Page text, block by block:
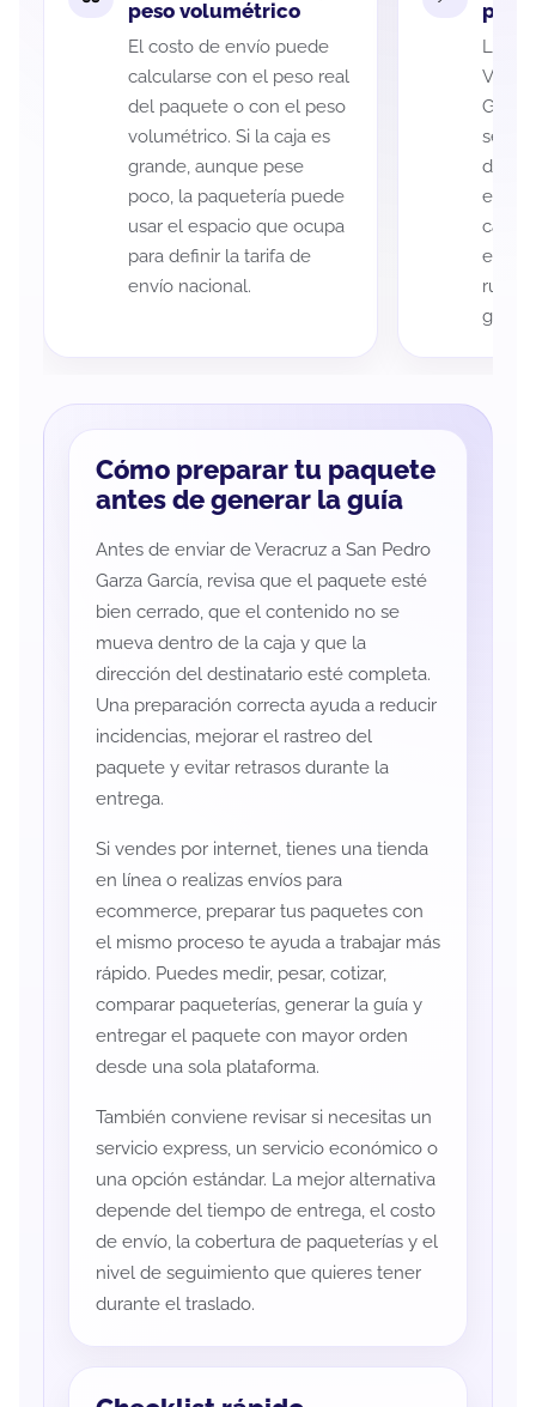
peso volumétrico
El costo de envío puede
calcularse con el peso real
del paquete o con el peso
volumétrico. Si la caja es
grande, aunque pese
poco, la paquetería puede
usar el espacio que ocupa
para definir la tarifa de
envío nacional.
La
Garza
de
cada
es
ruta
guía
Cómo preparar tu paquete
antes de generar la guía
Antes de enviar de Veracruz a San Pedro
Garza García, revisa que el paquete esté
bien cerrado, que el contenido no se
mueva dentro de la caja y que la
dirección del destinatario esté completa.
Una preparación correcta ayuda a reducir
incidencias, mejorar el rastreo del
paquete y evitar retrasos durante la
entrega.
Si vendes por internet, tienes una tienda
en línea o realizas envíos para
ecommerce, preparar tus paquetes con
el mismo proceso te ayuda a trabajar más
rápido. Puedes medir, pesar, cotizar,
comparar paqueterías, generar la guía y
entregar el paquete con mayor orden
desde una sola plataforma.
También conviene revisar si necesitas un
servicio express, un servicio económico o
una opción estándar. La mejor alternativa
depende del tiempo de entrega, el costo
de envío, la cobertura de paqueterías y el
nivel de seguimiento que quieres tener
durante el traslado.